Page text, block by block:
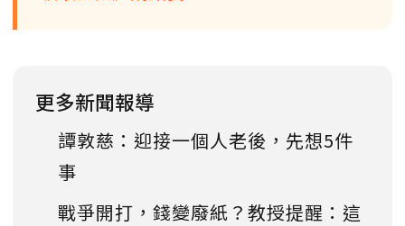
更多新聞報導
譚敦慈：迎接一個人老後，先想5件
事
戰爭開打，錢變廢紙？教授提醒：這